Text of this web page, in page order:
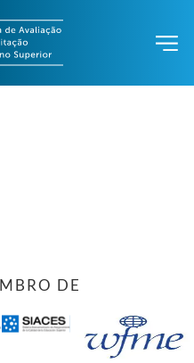
DE